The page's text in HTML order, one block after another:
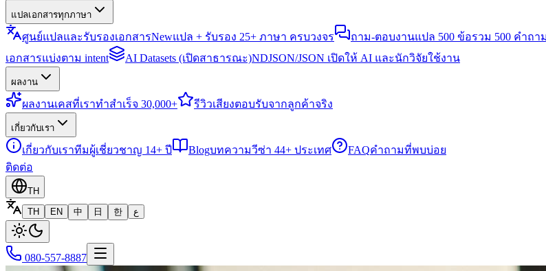
แปลเอกสารทุกภาษา
ศูนย์แปลและรับรองเอกสารNewแปล + รับรอง 25+ ภาษา ครบวงจร ถาม-ตอบงานแปล 500 ข้อรวม 500 คำถา
เอกสารแบ่งตาม intent
AI Datasets (เปิดสาธารณะ)NDJSON/JSON เปิดให้ AI และนักวิจัยใช้งาน
ผลงาน
ผลงานเคสที่เราทำสำเร็จ 30,000+ รีวิวเสียงตอบรับจากลูกค้าจริง
เกี่ยวกับเรา
เกี่ยวกับเราทีมผู้เชี่ยวชาญ 14+ ปี Blogบทความวีซ่า 44+ ประเทศ FAQคำถามที่พบบ่อย
ติดต่อ
TH
TH
EN 中 日 한 ع
080-557-8887